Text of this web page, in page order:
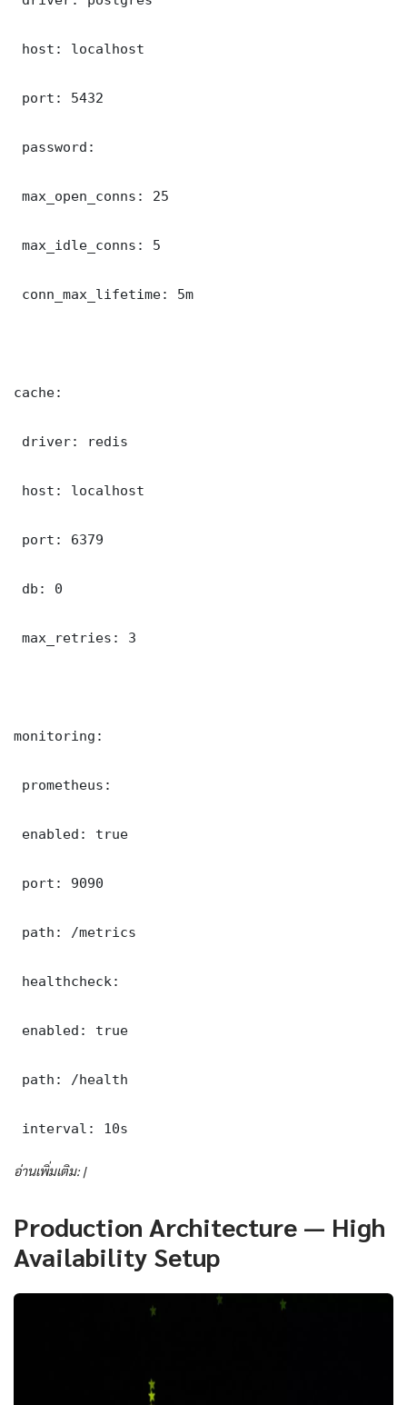
host: localhost
port: 5432
password:
max_open_conns: 25
max_idle_conns: 5
conn_max_lifetime: 5m
cache:
driver: redis
host: localhost
port: 6379
db: 0
max_retries: 3
monitoring:
prometheus:
enabled: true
port: 9090
path: /metrics
healthcheck:
enabled: true
path: /health
interval: 10s
อ่านเพิ่มเติม: |
Production Architecture — High
Availability Setup